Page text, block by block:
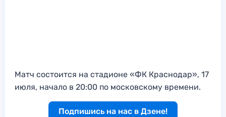
Матч состоится на стадионе «ФК Краснодар», 17
июля, начало в 20:00 по московскому времени.
Подпишись на нас в Дзене!